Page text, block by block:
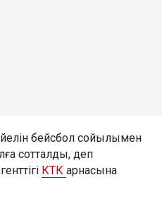
бейсбол сойылымен
сотталды, деп
КТК арнасына